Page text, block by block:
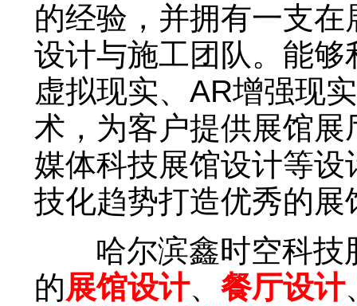
的经验，并拥有一支
设计与施工团队。能
虚拟现实、AR增强现
术，为客户提供展馆
媒体科技展馆设计等
技化趋势打造优秀的展
哈尔滨鑫时空科技
的展馆设计、 餐厅设计